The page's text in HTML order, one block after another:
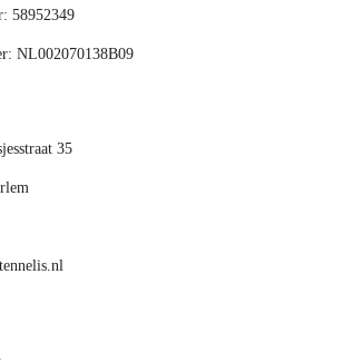
58952349
NL002070138B09
35